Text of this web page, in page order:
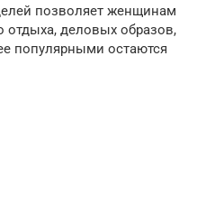
позволяет женщинам
отдыха, деловых образов,
популярными остаются